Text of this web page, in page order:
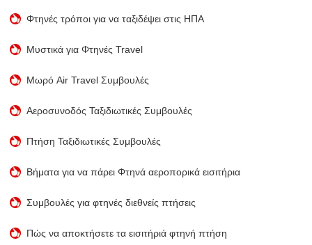
Φτηνές τρόποι για να ταξιδέψει στις ΗΠΑ
Μυστικά για Φτηνές Travel
Μωρό Air Travel Συμβουλές
Αεροσυνοδός Ταξιδιωτικές Συμβουλές
Πτήση Ταξιδιωτικές Συμβουλές
Βήματα για να πάρει Φτηνά αεροπορικά εισιτήρια
Συμβουλές για φτηνές διεθνείς πτήσεις
Πώς να αποκτήσετε τα εισιτήριά φτηνή πτήση